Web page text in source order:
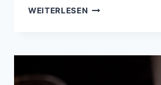
WEITERLESEN SCHWEINEFILET
UND